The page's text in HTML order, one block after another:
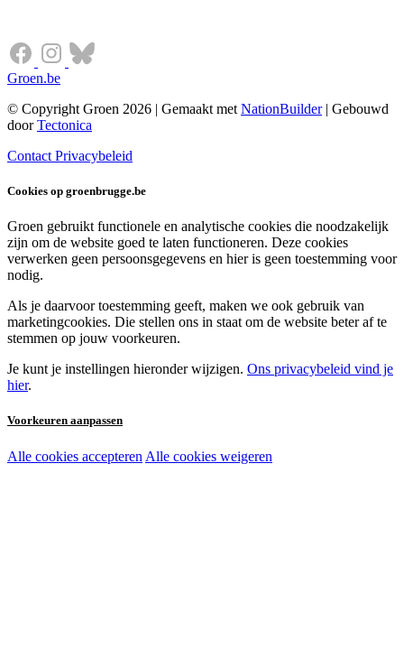
Groen.be
© Copyright Groen 2026 | Gemaakt met NationBuilder| Gebouwd
doorTectonica
Contact Privacybeleid
Cookies op groenbrugge.be
Groen gebruikt functionele en analytische cookies die noodzakelijk
zijn om de website goed te laten functioneren. Deze cookies
verwerken geen persoonsgegevens en hier is geen toestemming voor
nodig.
Als je daarvoor toestemming geeft, maken we ook gebruik van
marketingcookies. Die stellen ons in staat om de website beter af te
stemmen op jouw voorkeuren.
Je kunt je instellingen hieronder wijzigen. Ons privacybeleid vind je
hier.
Voorkeuren aanpassen
Noodzakelijke cookies:
Alle cookies accepteren Alle cookies weigeren